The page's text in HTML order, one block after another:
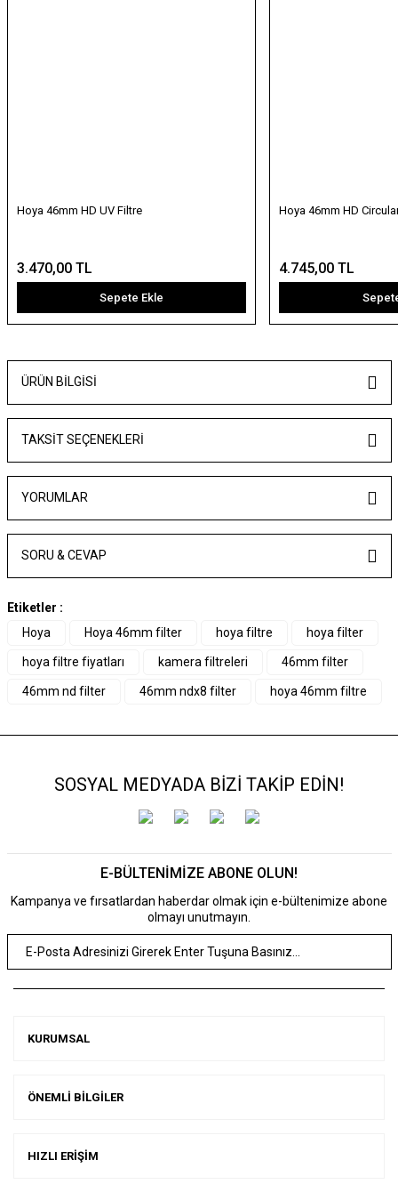
Hoya 46mm HD UV Filtre
3.470,00 TL
Sepete Ekle
Hoya 46mm HD
4.745,00 TL
ÜRÜN BILGISI
TAKSIT SEÇENEKLERI
YORUMLAR
SORU & CEVAP
Etiketler :
Hoya
Hoya 46mm filter hoya filtre hoya filter
hoya filtre fiyatları kamera filtreleri 46mm filter
46mm nd filter 46mm ndx8 filter hoya 46mm filtre
SOSYAL MEDYADA BİZİ TAKİP EDİN!
E-BÜLTENİMİZE ABONE OLUN!
Kampanya ve fırsatlardan haberdar olmak için e-bültenimize abone
olmayı unutmayın.
KURUMSAL
ÖNEMLİ BİLGİLER
HIZLI ERİŞİM